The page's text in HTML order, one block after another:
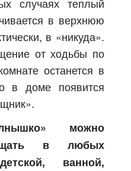
случаях теплый
в верхнюю
в «никуда».
от ходьбы по
останется в
в доме появится
можно
в любых
ванной,